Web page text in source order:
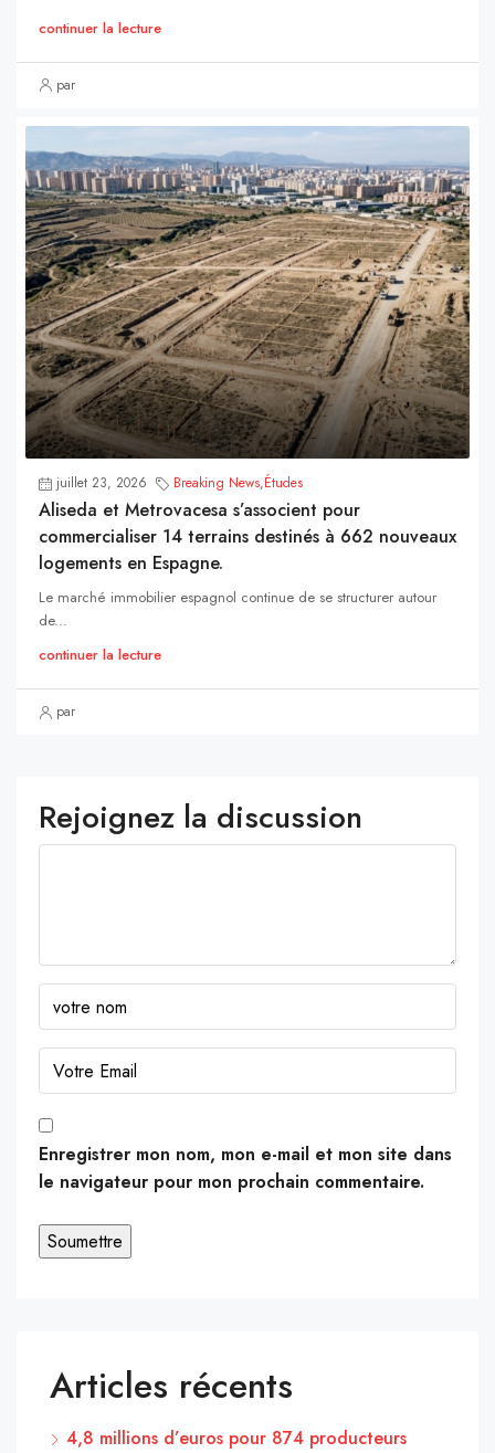
continuer la lecture
par
juillet 23, 2026 Breaking News,Études
Aliseda et Metrovacesa s’associent pour
commercialiser 14 terrains destinés à 662 nouveaux
logements en Espagne.
Le marché immobilier espagnol continue de se structurer autour
de...
continuer la lecture
par
Rejoignez la discussion
Enregistrer mon nom, mon e-mail et mon site dans
le navigateur pour mon prochain commentaire.
Articles récents
4,8 millions d’euros pour 874 producteurs